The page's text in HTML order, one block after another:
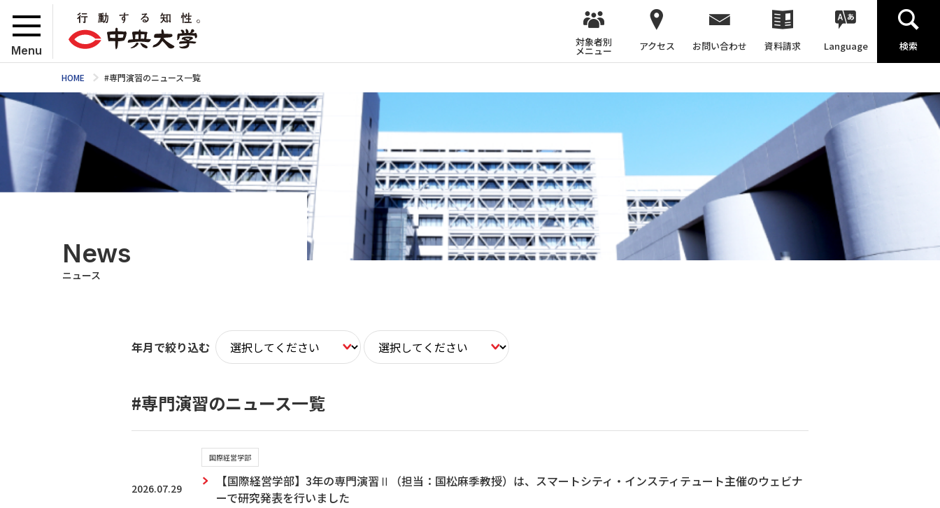
Menu
対象者別
メニュー アクセス お問い合わせ 資料請求 Language 検索
HOME #専門演習のニュース一覧
News
ニュース
年月で絞り込む
#専門演習のニュース一覧
2026.07.29
国際経営学部
【国際経営学部】3年の専門演習Ⅱ（担当：国松麻季教授）は、スマートシティ・インスティテュート主催のウェビナ
ーで研究発表を行いました